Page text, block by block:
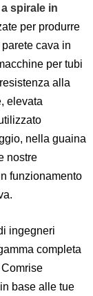
spirale in
per produrre
cava in
per tubi
alla
elevata
nella guaina
nostre
funzionamento
ingegneri
completa
base alle tue